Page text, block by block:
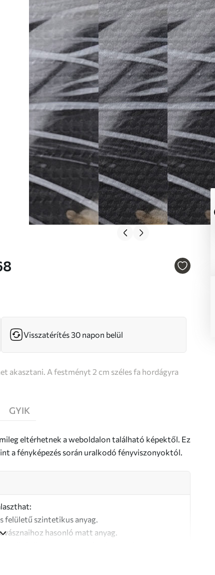
Visszatérítés 30 napon belül
akasztani. A festményt 2 cm széles fa hordágyra
GYIK
eltérhetnek a weboldalon található képektől. Ez
a fényképezés során uralkodó fényviszonyoktól.
felületű szintetikus anyag.
vásznaihoz hasonló matt anyag.